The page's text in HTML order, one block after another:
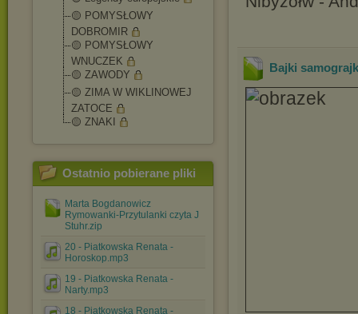
🟡 POMYSŁOWY
DOBROMIR
🟡 POMYSŁOWY
WNUCZEK
🟡 ZAWODY
🟡 ZIMA W WIKLINOWEJ
ZATOCE
🟡 ZNAKI
Ostatnio pobierane pliki
Marta Bogdanowicz
Rymowanki-Przytulanki czyta J
Stuhr.zip
20 - Piatkowska Renata -
Horoskop.mp3
19 - Piatkowska Renata -
Narty.mp3
18 - Piatkowska Renata -
Bajki